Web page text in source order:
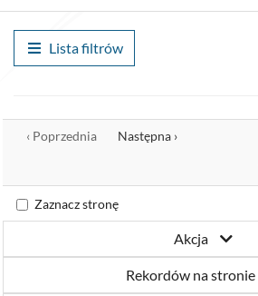
Lista filtrów
‹ Poprzednia Następna ›
Zaznacz stronę
Akcja
Rekordów na stronie